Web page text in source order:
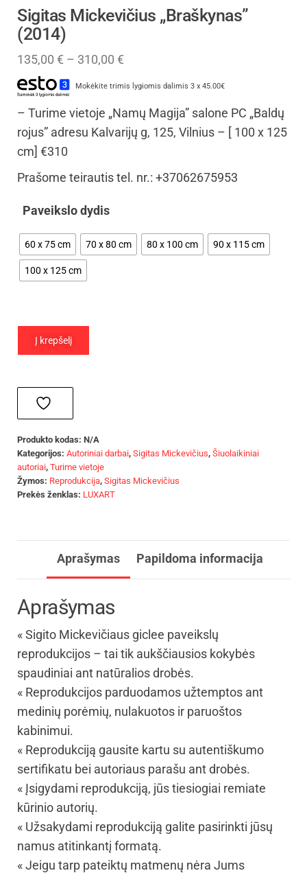
Sigitas Mickevičius „Braškynas”
(2014)
135,00 € – 310,00 €
Mokėkite trimis lygiomis dalimis 3 x 45.00€
– Turime vietoje „Namų Magija” salone PC „Baldų
rojus” adresu Kalvarijų g, 125, Vilnius – [ 100 x 125
cm] €310
Prašome teirautis tel. nr.: +37062675953
Paveikslo dydis
60 x 75 cm 70 x 80 cm 80 x 100 cm 90 x 115 cm
100 x 125 cm
Į krepšelį
Produkto kodas: N/A
Kategorijos: Autoriniai darbai, Sigitas Mickevičius, Šiuolaikiniai
autoriai, Turime vietoje
Žymos: Reprodukcija, Sigitas Mickevičius
Prekės ženklas: LUXART
Aprašymas Papildoma informacija
Aprašymas
« Sigito Mickevičiaus giclee paveikslų
reprodukcijos – tai tik aukščiausios kokybės
spaudiniai ant natūralios drobės.
« Reprodukcijos parduodamos užtemptos ant
medinių porėmių, nulakuotos ir paruoštos
kabinimui.
« Reprodukciją gausite kartu su autentiškumo
sertifikatu bei autoriaus parašu ant drobės.
« Įsigydami reprodukciją, jūs tiesiogiai remiate
kūrinio autorių.
« Užsakydami reprodukciją galite pasirinkti jūsų
namus atitinkantį formatą.
« Jeigu tarp pateiktų matmenų nėra Jums